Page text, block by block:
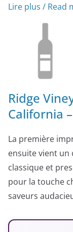
Lire plus / Read
Ridge
California
La première
ensuite vient un
classique et
pour la touche
saveurs